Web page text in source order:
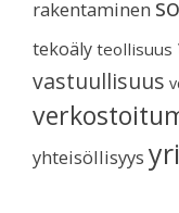
rakentaminen
tekoäly teollisuus
vastuullisuus
yhteisöllisyys